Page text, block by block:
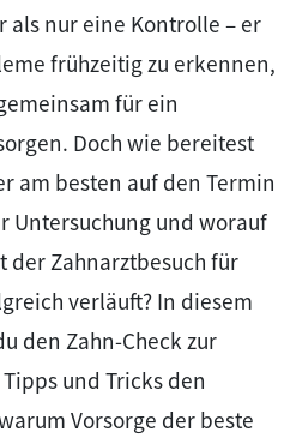
als nur eine Kontrolle – er
frühzeitig zu erkennen,
für ein
Doch wie bereitest
am besten auf den Termin
Untersuchung und worauf
der Zahnarztbesuch für
verläuft? In diesem
den Zahn-Check zur
und Tricks den
Vorsorge der beste